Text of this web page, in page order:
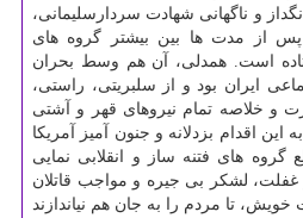
و ناگهانی شهادت سردارسلیمانی،
پس از مدت ها بین بیشتر گروه های
است. همدلی، آن هم وسط بحران
ایران بود و از سلبریتی، راستی،
و خلاصه تمام نیروهای قهر و آشتی
اقدام بزدلانه و جنون آمیز آمریكا
گروه های فتنه ساز و انقلابی نمایی
غفلت، لشكر بی جیره و مواجب قاتلان
تا مردم را به جان هم نیاندازند